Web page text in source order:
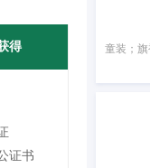
得
证书